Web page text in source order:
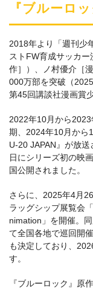
『ブルーロ
2018年より「週刊少
ストFW育成サッカ
作］）、ノ村優介［
000万部を突破（
第45回講談社漫画賞
2022年10月から
期、2024年10月から
U-20 JAPAN』が放
日にシリーズ初の映
国公開されました。
さらに、2025年4月
ラッグシップ展覧会
nimation」を開催。
て全国各地で巡回開
も決定しており、
す。
『ブルーロック』原